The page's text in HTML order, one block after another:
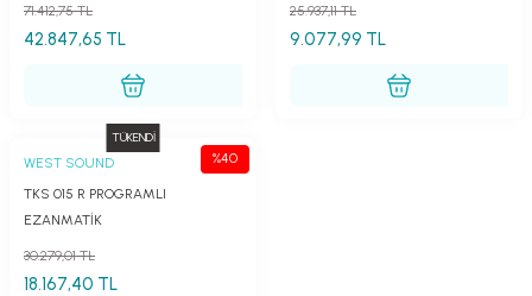
42.847,65 TL
71.412,75 TL
9.077,99 TL
25.937,11 TL
TÜKENDİ
%40
WEST SOUND
TKS 015 R PROGRAMLI
EZANMATİK
18.167,40 TL
30.279,01 TL